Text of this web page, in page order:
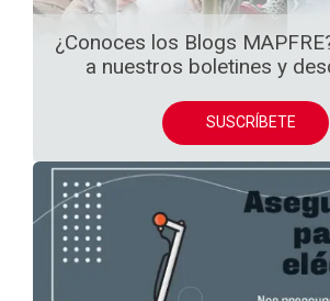
¿Conoces los Blogs
a nuestros boletines y
SUSCRÍBETE